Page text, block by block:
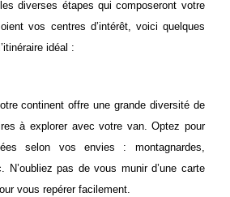
diverses étapes qui composeront votre
vos centres d’intérêt, voici quelques
idéal :
otre continent offre une grande diversité de
à explorer avec votre van. Optez pour
selon vos envies : montagnardes,
N’oubliez pas de vous munir d’une carte
vous repérer facilement.